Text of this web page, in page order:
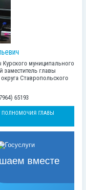
муниципального
заместитель главы
Ставропольского
65193
ПОЛНОМОЧИЯ ГЛАВЫ
вместе